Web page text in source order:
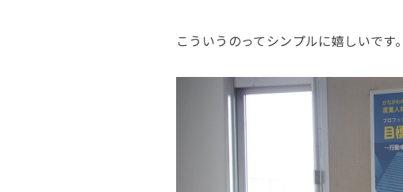
こういうのってシンプルに嬉しいです。